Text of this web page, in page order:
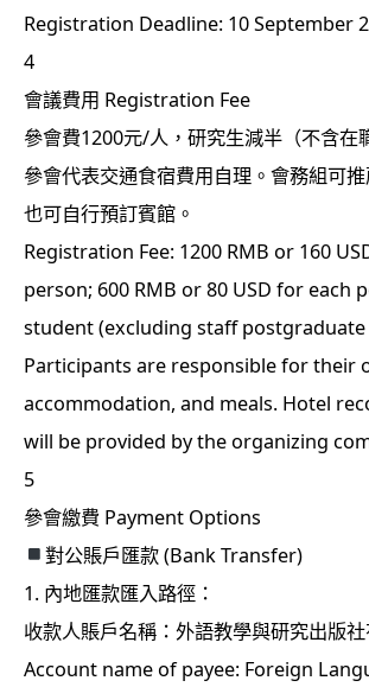
Registration Deadline: 10 September
4
會議費用 Registration Fee
參會費1200元/人，研究生減半（不含在
參會代表交通食宿費用自理。會務組可
也可自行預訂賓館。
Registration Fee: 1200 RMB or 160
person; 600 RMB or 80 USD for each
student (excluding staff
Participants are responsible for their
accommodation, and meals. Hotel
will be provided by the organizing
5
參會繳費 Payment Options
對公賬戶匯款 (Bank Transfer)
1. 內地匯款匯入路徑：
收款人賬戶名稱：外語教學與研究出版
Account name of payee: Foreign